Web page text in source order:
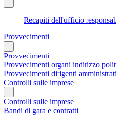
Recapiti dell'ufficio
Provvedimenti
Provvedimenti
Provvedimenti organi indirizzo
Provvedimenti dirigenti
Controlli sulle imprese
Controlli sulle imprese
Bandi di gara e contratti